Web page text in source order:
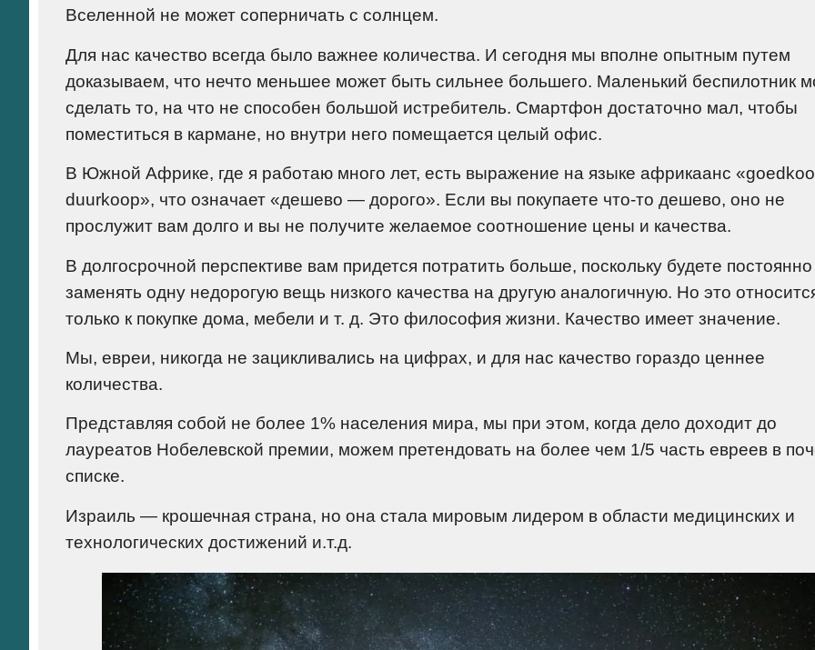
Вселенной не может соперничать с солнцем.
Для нас качество всегда было важнее количества. И сегодня мы вполне опытным путем
доказываем, что нечто меньшее может быть сильнее большего. Маленький беспилотник
сделать то, на что не способен большой истребитель. Смартфон достаточно мал, чтобы
поместиться в кармане, но внутри него помещается целый офис.
В Южной Африке, где я работаю много лет, есть выражение на языке африкаанс
duurkoop», что означает «дешево — дорого». Если вы покупаете что-то дешево, оно не
прослужит вам долго и вы не получите желаемое соотношение цены и качества.
В долгосрочной перспективе вам придется потратить больше, поскольку будете постоянно
заменять одну недорогую вещь низкого качества на другую аналогичную. Но это
только к покупке дома, мебели и т. д. Это философия жизни. Качество имеет значение.
Мы, евреи, никогда не зацикливались на цифрах, и для нас качество гораздо ценнее
количества.
Представляя собой не более 1% населения мира, мы при этом, когда дело доходит до
лауреатов Нобелевской премии, можем претендовать на более чем 1/5 часть евреев в
списке.
Израиль — крошечная страна, но она стала мировым лидером в области медицинских и
технологических достижений и.т.д.